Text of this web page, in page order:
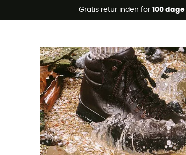
Gratis retur inden for 100 dage